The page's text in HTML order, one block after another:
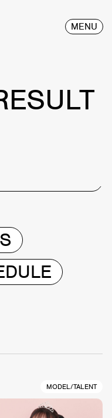
MENU
MODEL/TALENT